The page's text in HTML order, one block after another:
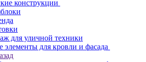
конструкции
для уличной техники
элементы для кровли и фасада